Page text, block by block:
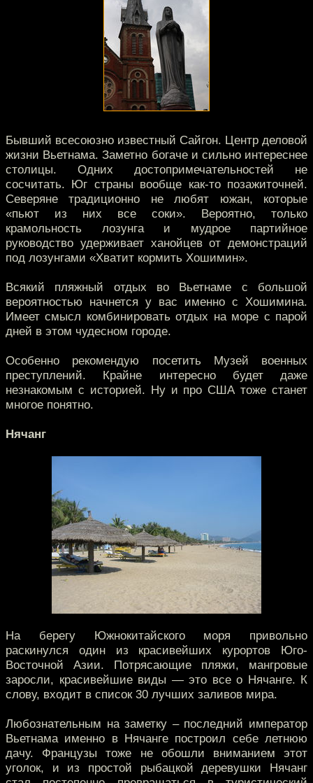
Бывший всесоюзно известный Сайгон. Центр деловой
жизни Вьетнама. Заметно богаче и сильно интереснее
столицы. Одних достопримечательностей не
сосчитать. Юг страны вообще как-то позажиточней.
Северяне традиционно не любят южан, которые
«пьют из них все соки». Вероятно, только
крамольность лозунга и мудрое партийное
руководство удерживает ханойцев от демонстраций
под лозунгами «Хватит кормить Хошимин».
Всякий пляжный отдых во Вьетнаме с большой
вероятностью начнется у вас именно с Хошимина.
Имеет смысл комбинировать отдых на море с парой
дней в этом чудесном городе.
Особенно рекомендую посетить Музей военных
преступлений. Крайне интересно будет даже
незнакомым с историей. Ну и про США тоже станет
многое понятно.
Нячанг
На берегу Южнокитайского моря привольно
раскинулся один из красивейших курортов Юго-
Восточной Азии. Потрясающие пляжи, мангровые
заросли, красивейшие виды — это все о Нячанге. К
слову, входит в список 30 лучших заливов мира.
Любознательным на заметку – последний император
Вьетнама именно в Нячанге построил себе летнюю
дачу. Французы тоже не обошли вниманием этот
уголок, и из простой рыбацкой деревушки Нячанг